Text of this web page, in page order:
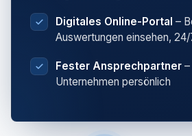
Digitales Online-Portal –
Auswertungen einsehen, 24/
Fester Ansprechpartner
Unternehmen persönlich